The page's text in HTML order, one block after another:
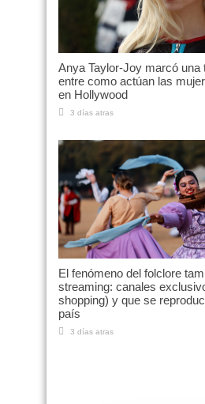
Anya Taylor-Joy marcó una
entre como actúan las
en Hollywood
3 días atras
El fenómeno del folclore
streaming: canales
shopping) y que se
país
3 días atras